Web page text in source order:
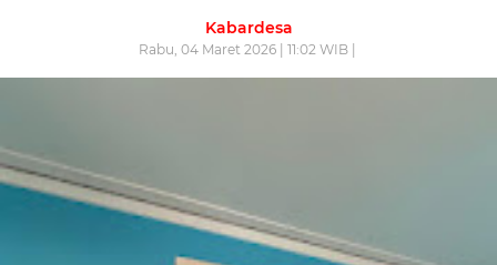
Kabardesa
Rabu, 04 Maret 2026 | 11:02 WIB |